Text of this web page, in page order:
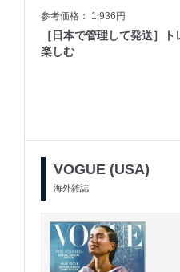
参考価格： 1,936円
［日本で管理して発送］
楽しむ
VOGUE (USA)
海外雑誌